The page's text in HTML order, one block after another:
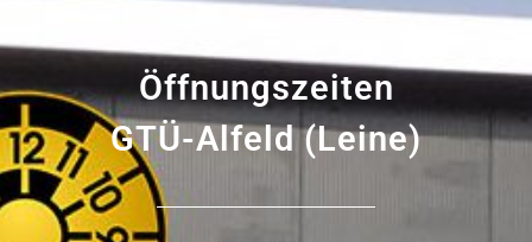
Öffnungszeiten
GTÜ-Alfeld (Leine)